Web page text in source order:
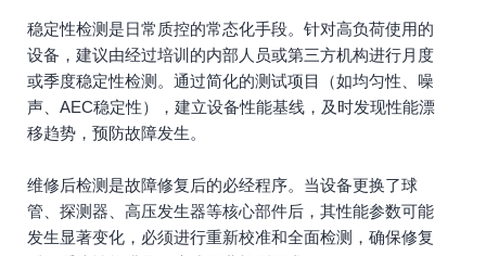
稳定性检测是日常质控的常态化手段。针对高负荷使用的
设备，建议由经过培训的内部人员或第三方机构进行月度
或季度稳定性检测。通过简化的测试项目（如均匀性、噪
声、AEC稳定性），建立设备性能基线，及时发现性能漂
移趋势，预防故障发生。
维修后检测是故障修复后的必经程序。当设备更换了球
管、探测器、高压发生器等核心部件后，其性能参数可能
发生显著变化，必须进行重新校准和全面检测，确保修复